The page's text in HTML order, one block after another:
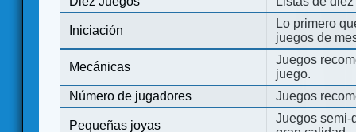
Iniciación
Lo primero
juegos de
Mecánicas
Juegos
juego.
Número de jugadores
Juegos
Pequeñas joyas
Juegos semi-